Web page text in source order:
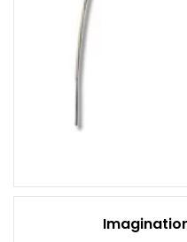
Imagination